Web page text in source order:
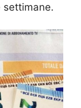
settimane.